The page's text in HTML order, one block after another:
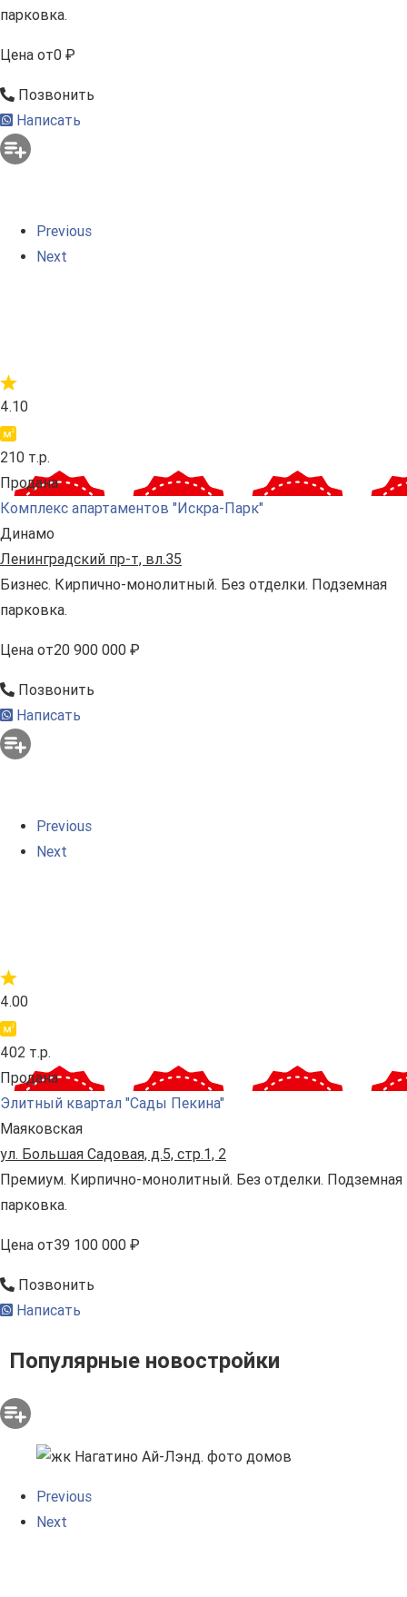
парковка.
Цена от0 ₽
Позвонить
Написать
Previous
Next
4.10
210 т.р.
Продана
Комплекс апартаментов "Искра-Парк"
Динамо
Ленинградский пр-т, вл.35
Бизнес. Кирпично-монолитный. Без отделки. Подземная
парковка.
Цена от20 900 000 ₽
Позвонить
Написать
Previous
Next
4.00
402 т.р.
Продана
Элитный квартал "Сады Пекина"
Маяковская
ул. Большая Садовая, д.5, стр.1, 2
Премиум. Кирпично-монолитный. Без отделки. Подземная
парковка.
Цена от39 100 000 ₽
Позвонить
Написать
Популярные новостройки
Previous
Next